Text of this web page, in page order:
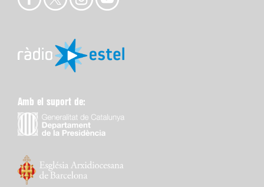
Amb el suport de: